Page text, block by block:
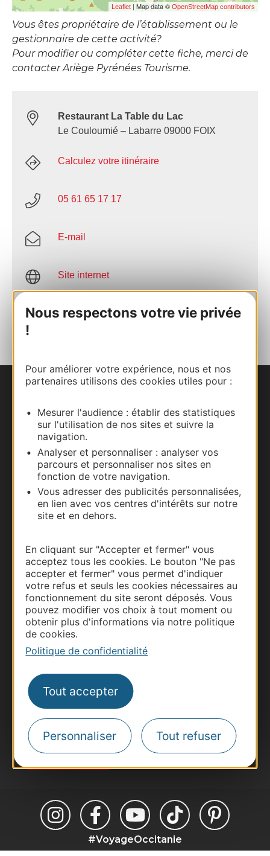
Nous respectons votre vie privée
!
Pour améliorer votre expérience, nous et nos
partenaires utilisons des cookies utiles pour :
Mesurer l'audience : établir des statistiques
sur l'utilisation de nos sites et suivre la
navigation.
Analyser et personnaliser : analyser vos
parcours et personnaliser nos sites en
fonction de votre navigation.
Vous adresser des publicités personnalisées,
en lien avec vos centres d'intérêts sur notre
site et en dehors.
En cliquant sur "Accepter et fermer" vous
acceptez tous les cookies. Le bouton "Ne pas
accepter et fermer" vous permet d'indiquer
votre refus et seuls les cookies nécessaires au
fonctionnement du site seront déposés. Vous
pouvez modifier vos choix à tout moment ou
obtenir plus d'informations via notre politique
de cookies.
Politique de confidentialité
Tout accepter
Personnaliser Tout refuser
Leaflet | Map data © OpenStreetMap contributors
Vous êtes propriétaire de l’établissement ou le
gestionnaire de cette activité?
Pour modifier ou compléter cette fiche, merci de
contacter Ariège Pyrénées Tourisme.
Restaurant La Table du Lac
Le Couloumié – Labarre 09000 FOIX
Calculez votre itinéraire
05 61 65 17 17
E-mail
Site internet
AJOUTER
AU CARNET
Carte interactive
Documentation
Thermalisme
Business/Mice
Pros d'Occitanie
Site presse et d'influence
Destination Sport
Inscrivez-vous à la lettre d'information
Destination Occitanie pour recevoir des
suggestions de séjours, de visites et de sorties.
Je m'abonne
#VoyageOccitanie